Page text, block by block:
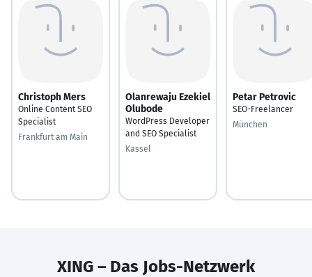
Christoph Mers
Online Content SEO
Specialist
Frankfurt am Main
Olanrewaju Ezekiel
Olubode
WordPress Developer
and SEO Specialist
Kassel
Petar Petrovic
SEO-Freelancer
München
XING – Das Jobs-Netzwerk